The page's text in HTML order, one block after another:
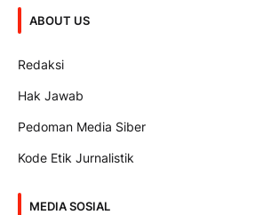
ABOUT US
Redaksi
Hak Jawab
Pedoman Media Siber
Kode Etik Jurnalistik
MEDIA SOSIAL